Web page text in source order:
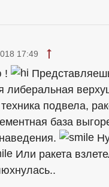
17:49
!
либеральная
подвела,
база
Или ракета